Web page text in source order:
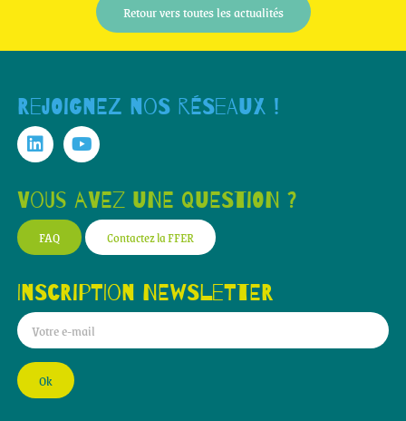
Retour vers toutes les actualités
Rejoignez nos réseaux !
Vous avez une question ?
FAQ Contactez la FFER
Inscription newsletter
Ok